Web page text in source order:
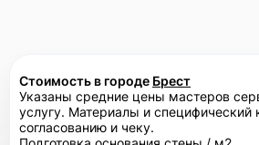
Стоимость в городе Брест
Указаны средние цены мастеров
услугу. Материалы и
согласованию и чеку.